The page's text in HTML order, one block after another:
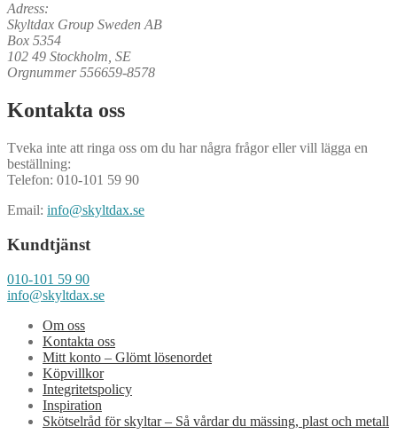
Adress:
Skyltdax Group Sweden AB
Box 5354
102 49 Stockholm, SE
Orgnummer 556659-8578
Kontakta oss
Tveka inte att ringa oss om du har några frågor eller vill lägga en
beställning:
Telefon: 010-101 59 90
Email: info@skyltdax.se
Kundtjänst
010-101 59 90
info@skyltdax.se
Om oss
Kontakta oss
Mitt konto – Glömt lösenordet
Köpvillkor
Integritetspolicy
Inspiration
Skötselråd för skyltar – Så vårdar du mässing, plast och metall